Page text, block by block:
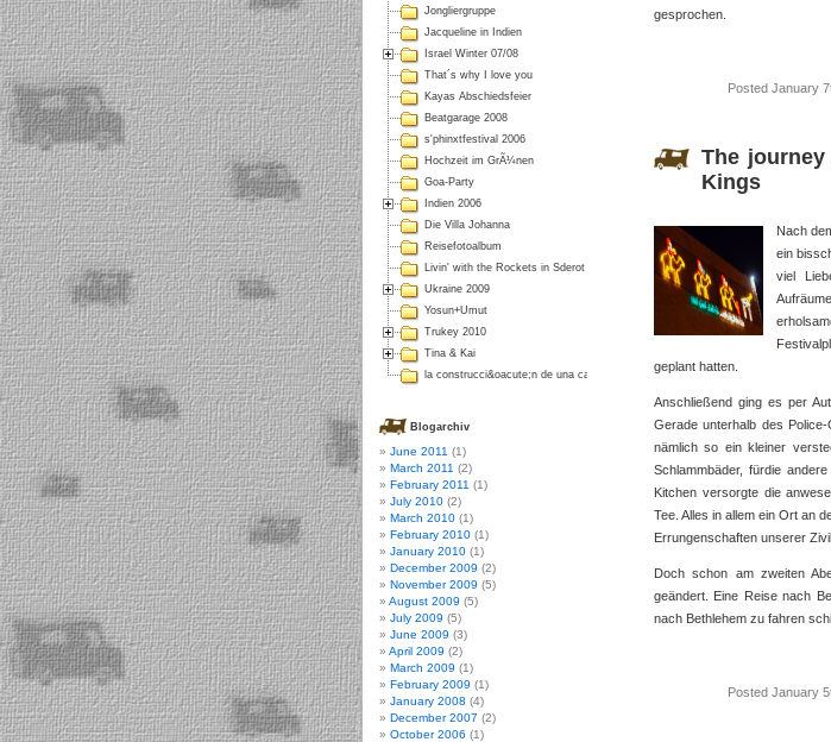
gesprochen.
Posted January
The
Kings
Nach
ein
viel
geplant hatten.
Anschließend ging es per
Gerade unterhalb des
nämlich so ein kleiner
Schlammbäder, fürdie
Kitchen versorgte die
Tee. Alles in allem ein Ort an
Errungenschaften unserer
Doch schon am zweiten
geändert. Eine Reise nach
nach Bethlehem zu fahren
Posted January
Jongliergruppe
Jacqueline in Indien
Israel Winter 07/08
That´s why I love you
Kayas Abschiedsfeier
Beatgarage 2008
s'phinxtfestival 2006
Hochzeit im GrÃ¼nen
Goa-Party
Indien 2006
Die Villa Johanna
Reisefotoalbum
Livin' with the Rockets in Sderot
Ukraine 2009
Yosun+Umut
Trukey 2010
Tina & Kai
la construcci&oacute;n de una casa en Colombia
Blogarchiv
June 2011 (1)
March 2011 (2)
February 2011 (1)
July 2010 (2)
March 2010 (1)
February 2010 (1)
January 2010 (1)
December 2009 (2)
November 2009 (5)
August 2009 (5)
July 2009 (5)
June 2009 (3)
April 2009 (2)
March 2009 (1)
February 2009 (1)
January 2008 (4)
December 2007 (2)
October 2006 (1)